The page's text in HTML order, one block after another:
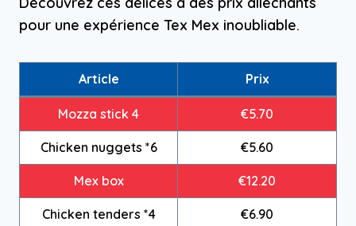
pour une expérience Tex Mex inoubliable.
Article Prix
Mozza stick 4 €5.70
Chicken nuggets *6 €5.60
Mex box €12.20
Chicken tenders *4 €6.90